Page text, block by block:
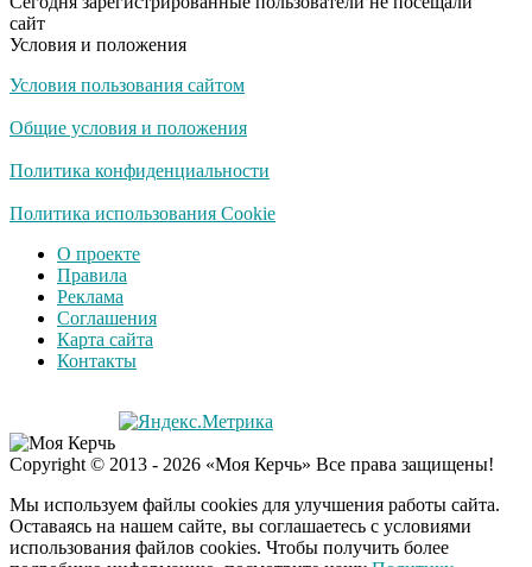
оставит равнодушным
США — Южной
всё, что я подарил —
Экс-бойфренд дочери
из-за макарон
сайт
Условия и положения
Условия пользования сайтом
Общие условия и положения
Политика конфиденциальности
Политика использования Cookie
О проекте
Правила
Реклама
Соглашения
Карта сайта
Контакты
Copyright © 2013 - 2026 «Моя Керчь» Все права защищены!
Мы используем файлы cookies для улучшения работы сайта.
Оставаясь на нашем сайте, вы соглашаетесь с условиями
использования файлов cookies. Чтобы получить более